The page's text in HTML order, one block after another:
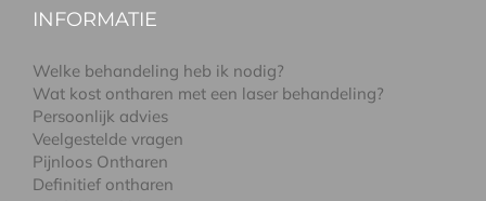
INFORMATIE
Welke behandeling heb ik nodig?
Wat kost ontharen met een laser behandeling?
Persoonlijk advies
Veelgestelde vragen
Pijnloos Ontharen
Definitief ontharen